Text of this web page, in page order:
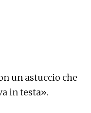
un astuccio che
in testa».